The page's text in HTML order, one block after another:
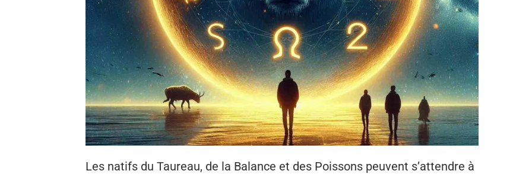
Les natifs du Taureau, de la Balance et des Poissons peuvent s’attendre à